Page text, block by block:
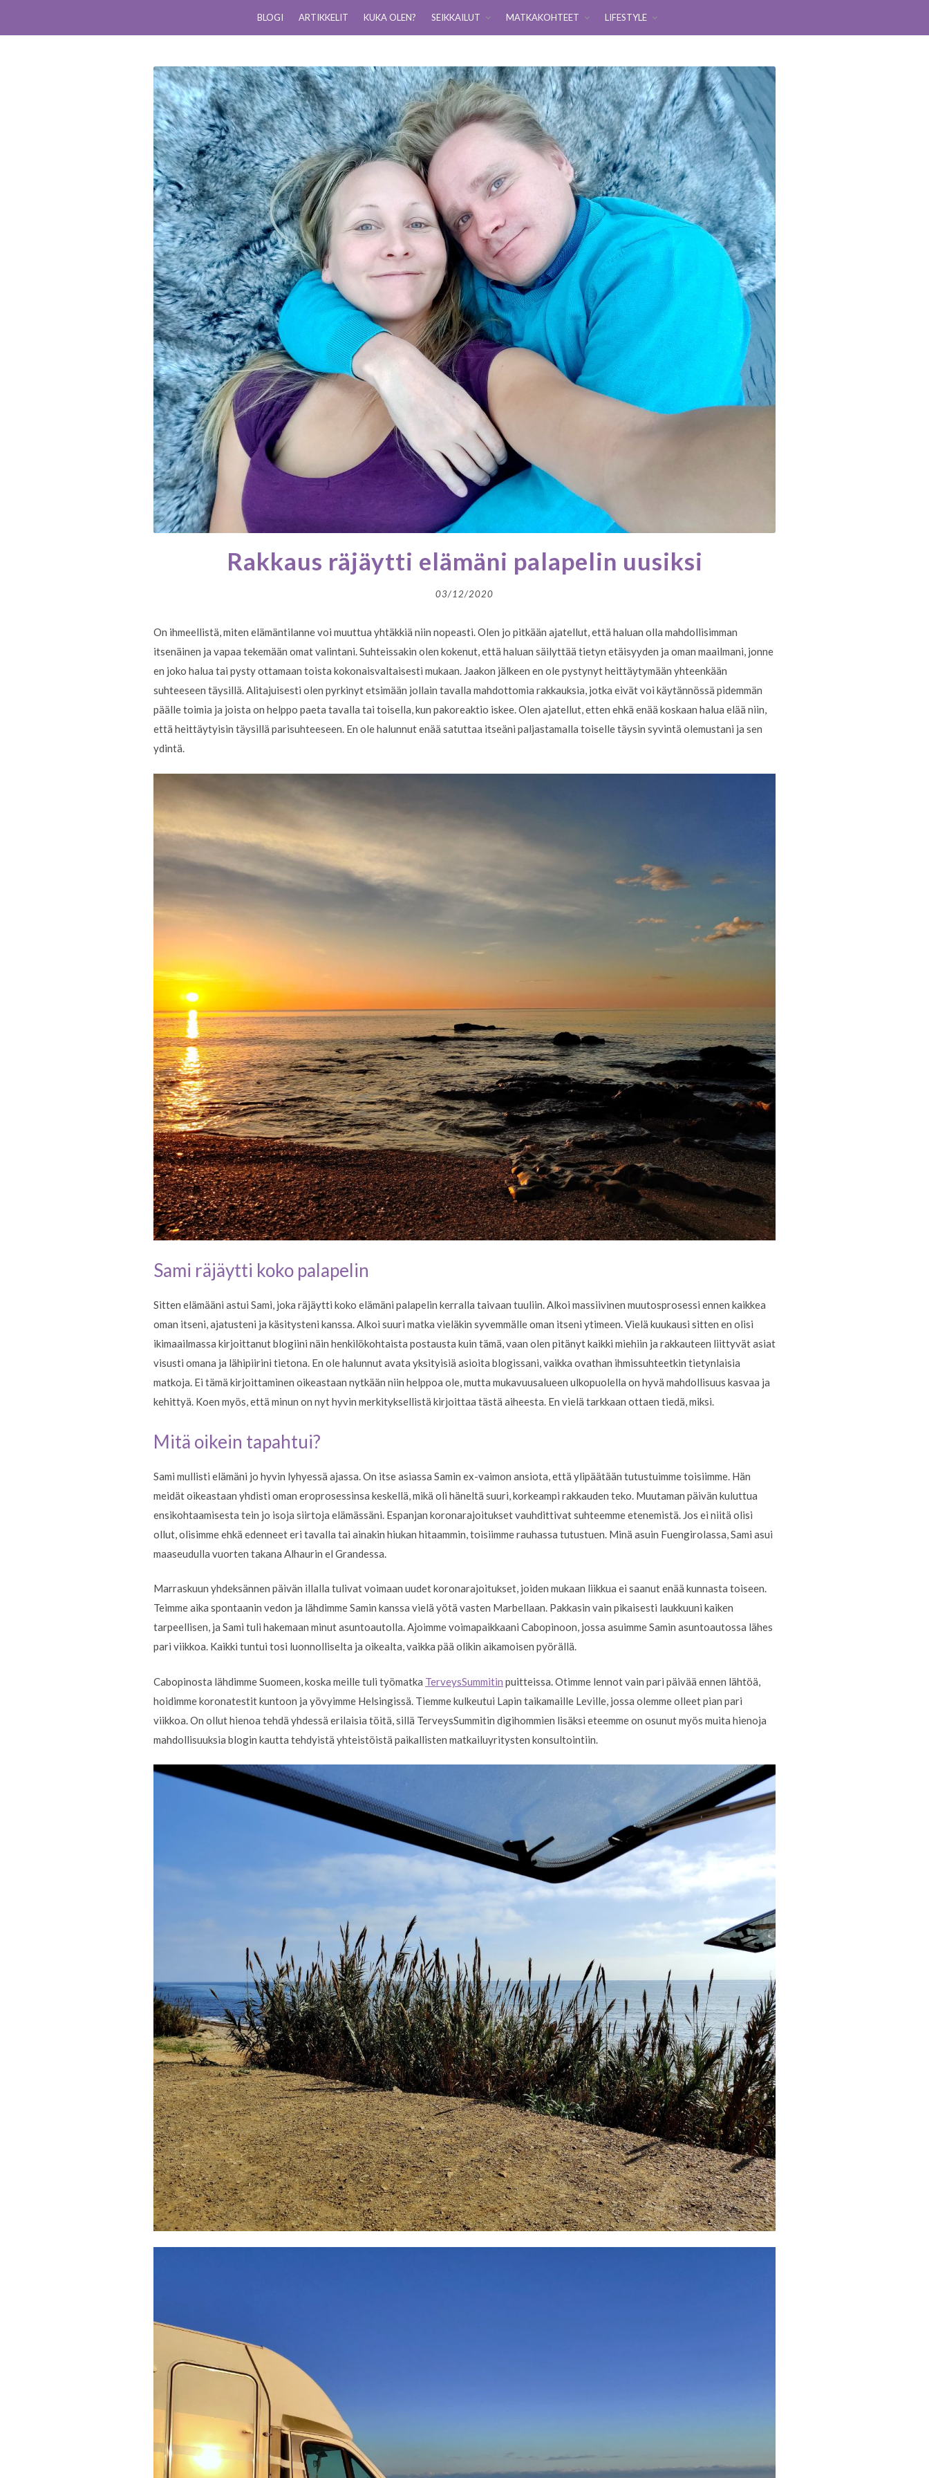
BLOGI ARTIKKELIT KUKA OLEN? SEIKKAILUT MATKAKOHTEET LIFESTYLE
Rakkaus räjäytti elämäni palapelin uusiksi
03/12/2020
On ihmeellistä, miten elämäntilanne voi muuttua yhtäkkiä niin nopeasti. Olen jo pitkään ajatellut, että haluan olla mahdollisimman
itsenäinen ja vapaa tekemään omat valintani. Suhteissakin olen kokenut, että haluan säilyttää tietyn etäisyyden ja oman maailmani, jonne
en joko halua tai pysty ottamaan toista kokonaisvaltaisesti mukaan. Jaakon jälkeen en ole pystynyt heittäytymään yhteenkään
suhteeseen täysillä. Alitajuisesti olen pyrkinyt etsimään jollain tavalla mahdottomia rakkauksia, jotka eivät voi käytännössä pidemmän
päälle toimia ja joista on helppo paeta tavalla tai toisella, kun pakoreaktio iskee. Olen ajatellut, etten ehkä enää koskaan halua elää niin,
että heittäytyisin täysillä parisuhteeseen. En ole halunnut enää satuttaa itseäni paljastamalla toiselle täysin syvintä olemustani ja sen
ydintä.
Sami räjäytti koko palapelin
Sitten elämääni astui Sami, joka räjäytti koko elämäni palapelin kerralla taivaan tuuliin. Alkoi massiivinen muutosprosessi ennen kaikkea
oman itseni, ajatusteni ja käsitysteni kanssa. Alkoi suuri matka vieläkin syvemmälle oman itseni ytimeen. Vielä kuukausi sitten en olisi
ikimaailmassa kirjoittanut blogiini näin henkilökohtaista postausta kuin tämä, vaan olen pitänyt kaikki miehiin ja rakkauteen liittyvät asiat
visusti omana ja lähipiirini tietona. En ole halunnut avata yksityisiä asioita blogissani, vaikka ovathan ihmissuhteetkin tietynlaisia
matkoja. Ei tämä kirjoittaminen oikeastaan nytkään niin helppoa ole, mutta mukavuusalueen ulkopuolella on hyvä mahdollisuus kasvaa ja
kehittyä. Koen myös, että minun on nyt hyvin merkityksellistä kirjoittaa tästä aiheesta. En vielä tarkkaan ottaen tiedä, miksi.
Mitä oikein tapahtui?
Sami mullisti elämäni jo hyvin lyhyessä ajassa. On itse asiassa Samin ex-vaimon ansiota, että ylipäätään tutustuimme toisiimme. Hän
meidät oikeastaan yhdisti oman eroprosessinsa keskellä, mikä oli häneltä suuri, korkeampi rakkauden teko. Muutaman päivän kuluttua
ensikohtaamisesta tein jo isoja siirtoja elämässäni. Espanjan koronarajoitukset vauhdittivat suhteemme etenemistä. Jos ei niitä olisi
ollut, olisimme ehkä edenneet eri tavalla tai ainakin hiukan hitaammin, toisiimme rauhassa tutustuen. Minä asuin Fuengirolassa, Sami asui
maaseudulla vuorten takana Alhaurin el Grandessa.
Marraskuun yhdeksännen päivän illalla tulivat voimaan uudet koronarajoitukset, joiden mukaan liikkua ei saanut enää kunnasta toiseen.
Teimme aika spontaanin vedon ja lähdimme Samin kanssa vielä yötä vasten Marbellaan. Pakkasin vain pikaisesti laukkuuni kaiken
tarpeellisen, ja Sami tuli hakemaan minut asuntoautolla. Ajoimme voimapaikkaani Cabopinoon, jossa asuimme Samin asuntoautossa lähes
pari viikkoa. Kaikki tuntui tosi luonnolliselta ja oikealta, vaikka pää olikin aikamoisen pyörällä.
Cabopinosta lähdimme Suomeen, koska meille tuli työmatka TerveysSummitin puitteissa. Otimme lennot vain pari päivää ennen lähtöä,
hoidimme koronatestit kuntoon ja yövyimme Helsingissä. Tiemme kulkeutui Lapin taikamaille Leville, jossa olemme olleet pian pari
viikkoa. On ollut hienoa tehdä yhdessä erilaisia töitä, sillä TerveysSummitin digihommien lisäksi eteemme on osunut myös muita hienoja
mahdollisuuksia blogin kautta tehdyistä yhteistöistä paikallisten matkailuyritysten konsultointiin.